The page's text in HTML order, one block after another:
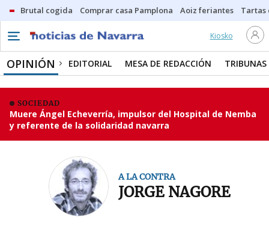
Brutal cogida Comprar casa Pamplona Aoiz feriantes Tartas
Kiosko
OPINIÓN EDITORIAL MESA DE REDACCIÓN TRIBUNAS
SOCIEDAD
Muere Ángel Echeverría, impulsor del Hospital de Nemba
y referente de la solidaridad navarra
A LA CONTRA
JORGE NAGORE